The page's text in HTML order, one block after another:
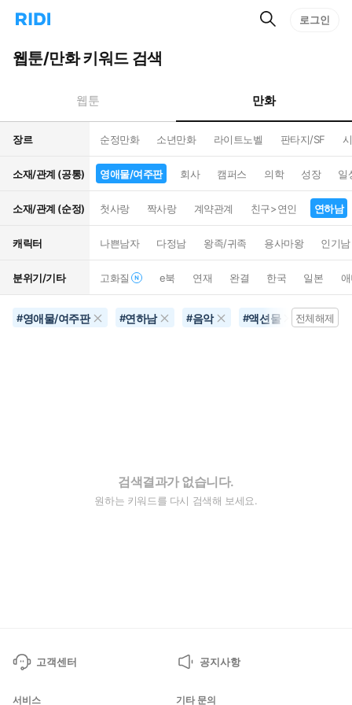
리
홈
으
턴
트
검
로그인
웹툰/만화 키워드 검색
웹툰 만화
장르 순정만화 소년만화 라이트노벨 판타지/SF
소재/관계 (공통) 영애물/여주판 회사 캠퍼스 의학 성장 일
소재/관계 (순정) 첫사랑 짝사랑 계약관계 친구>연인 연하남
캐릭터 나쁜남자 다정남 왕족/귀족 용사마왕 인기남
분위기/기타 고화질 e북 연재 완결 한국 일본
#영애물/여주판 #연하남 #음악 #액션물 #30권
전체해제
검색결과가 없습니다.
원하는 키워드를 다시 검색해 보세요.
고객센터 공지사항
서비스 기타 문의